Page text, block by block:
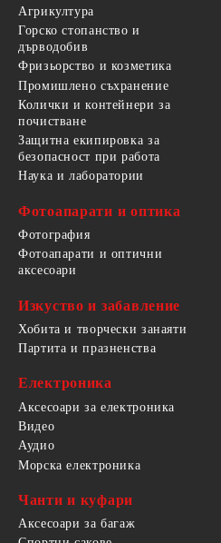
Агрикултура
Горско стопанство и
дърводобив
Фризьорство и козметика
Промишлено съхранение
Колички и контейнери за
почистване
Защитна екипировка за
безопасност при работа
Наука и лаборатории
Фотоапарати и оптика
Фотография
Фотоапарати и оптични
аксесоари
Изкуство и забавление
Хобита и творчески занаяти
Партита и празненства
Електроника
Аксесоари за електроника
Видео
Аудио
Морска електроника
Чанти и куфари
Аксесоари за багаж